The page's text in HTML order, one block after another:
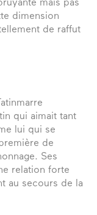
mais pas
dimension
de raffut
qui aimait tant
lui qui se
de
Ses
relation forte
au secours de la